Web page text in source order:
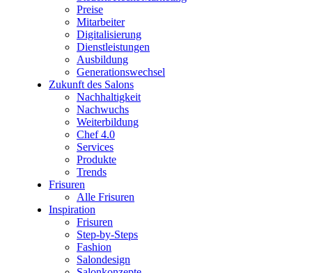
Preise
Mitarbeiter
Digitalisierung
Dienstleistungen
Ausbildung
Generationswechsel
Zukunft des Salons
Nachhaltigkeit
Nachwuchs
Weiterbildung
Chef 4.0
Services
Produkte
Trends
Frisuren
Alle Frisuren
Inspiration
Frisuren
Step-by-Steps
Fashion
Salondesign